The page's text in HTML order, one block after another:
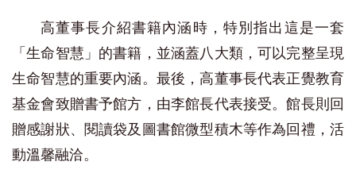
高董事長介紹書籍內涵時，特別指出這是一套
「生命智慧」的書籍，並涵蓋八大類，可以完整呈現
生命智慧的重要內涵。最後，高董事長代表正覺教育
基金會致贈書予館方，由李館長代表接受。館長則回
贈感謝狀、閱讀袋及圖書館微型積木等作為回禮，活
動溫馨融洽。